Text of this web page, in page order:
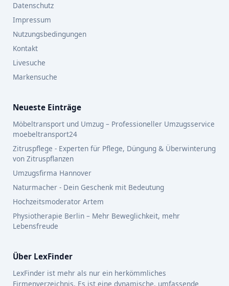
Datenschutz
Impressum
Nutzungsbedingungen
Kontakt
Livesuche
Markensuche
Neueste Einträge
Möbeltransport und Umzug – Professioneller Umzugsservice
moebeltransport24
Zitruspflege - Experten für Pflege, Düngung & Überwinterung
von Zitruspflanzen
Umzugsfirma Hannover
Naturmacher - Dein Geschenk mit Bedeutung
Hochzeitsmoderator Artem
Physiotherapie Berlin – Mehr Beweglichkeit, mehr
Lebensfreude
Über LexFinder
LexFinder ist mehr als nur ein herkömmliches
Firmenverzeichnis. Es ist eine dynamische, umfassende